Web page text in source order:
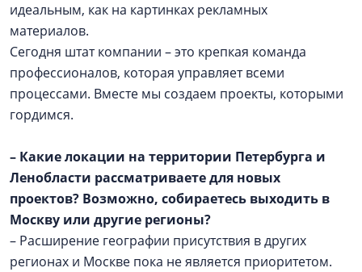
идеальным, как на картинках рекламных
материалов.
Сегодня штат компании – это крепкая команда
профессионалов, которая управляет всеми
процессами. Вместе мы создаем проекты, которыми
гордимся.
– Какие локации на территории Петербурга и
Ленобласти рассматриваете для новых
проектов? Возможно, собираетесь выходить в
Москву или другие регионы?
– Расширение географии присутствия в других
регионах и Москве пока не является приоритетом.